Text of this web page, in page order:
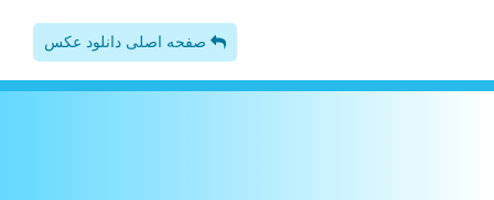
صفحه اصلی دانلود عکس